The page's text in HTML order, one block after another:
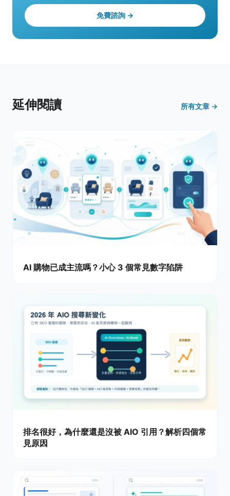
免費諮詢 →
延伸閱讀 所有文章 →
AI 購物已成主流嗎？小心 3 個常見數字陷阱
排名很好，為什麼還是沒被 AIO 引用？解析四個常
見原因